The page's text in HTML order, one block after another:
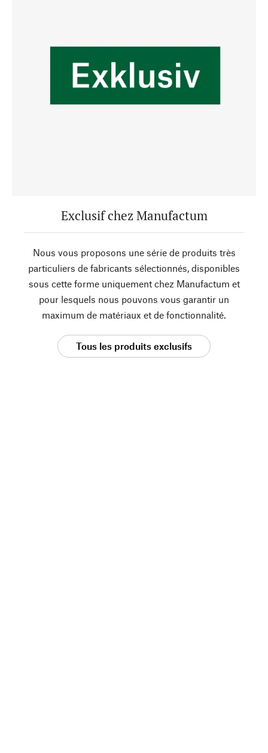
Exclusif chez Manufactum
Nous vous proposons une série de produits très
particuliers de fabricants sélectionnés, disponibles
sous cette forme uniquement chez Manufactum et
pour lesquels nous pouvons vous garantir un
maximum de matériaux et de fonctionnalité.
Tous les produits exclusifs